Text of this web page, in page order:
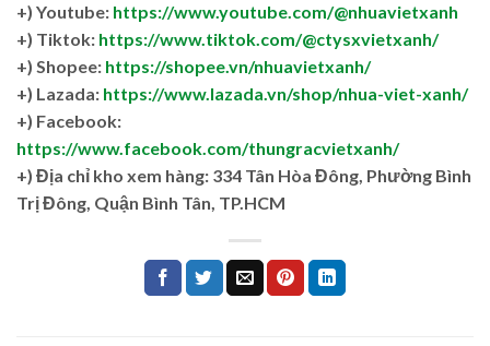
+) Youtube: https://www.youtube.com/@nhuavietxanh
+) Tiktok: https://www.tiktok.com/@ctysxvietxanh/
+) Shopee: https://shopee.vn/nhuavietxanh/
+) Lazada: https://www.lazada.vn/shop/nhua-viet-xanh/
+) Facebook:
https://www.facebook.com/thungracvietxanh/
+) Địa chỉ kho xem hàng: 334 Tân Hòa Đông, Phường Bình
Trị Đông, Quận Bình Tân, TP.HCM